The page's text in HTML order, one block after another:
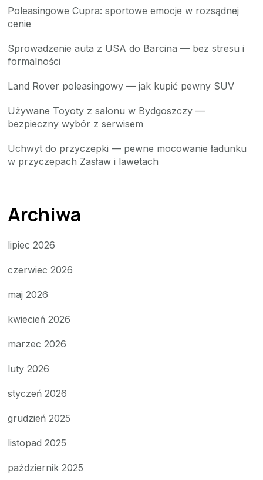
Poleasingowe Cupra: sportowe emocje w rozsądnej
cenie
Sprowadzenie auta z USA do Barcina — bez stresu i
formalności
Land Rover poleasingowy — jak kupić pewny SUV
Używane Toyoty z salonu w Bydgoszczy —
bezpieczny wybór z serwisem
Uchwyt do przyczepki — pewne mocowanie ładunku
w przyczepach Zasław i lawetach
Archiwa
lipiec 2026
czerwiec 2026
maj 2026
kwiecień 2026
marzec 2026
luty 2026
styczeń 2026
grudzień 2025
listopad 2025
październik 2025